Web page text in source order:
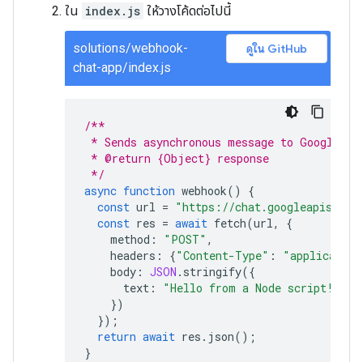
ใน index.js ให้วางโค้ดต่อไปนี้
solutions/webhook-
chat-app/index.js
ดูใน GitHub
/**
* Sends asynchronous message to Google
* @return {Object} response
*/
async function webhook()
{
const url = "https://chat.googleapis.com/
const res = await fetch(url,
{
method : "POST" ,
headers : {"Content-Type" :
body : JSON . stringify({
text :
"Hello from a Node script!"
})
});
return await res . json();
}